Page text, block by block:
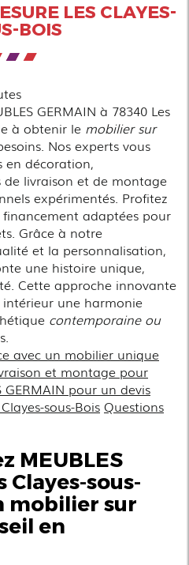
LES CLAYES-
BOIS
GERMAIN à 78340 Les
à obtenir le mobilier sur
Nos experts vous
en décoration,
de livraison et de montage
expérimentés. Profitez
adaptées pour
Grâce à notre
et la personnalisation,
une histoire unique,
Cette approche innovante
une harmonie
contemporaine ou
avec un mobilier unique
et montage pour
GERMAIN pour un devis
sous-Bois Questions
MEUBLES
Clayes-sous-
mobilier sur
en